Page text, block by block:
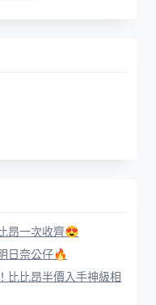
昂一次收齊😍
日奈公仔🔥
比比昂半價入手神級相